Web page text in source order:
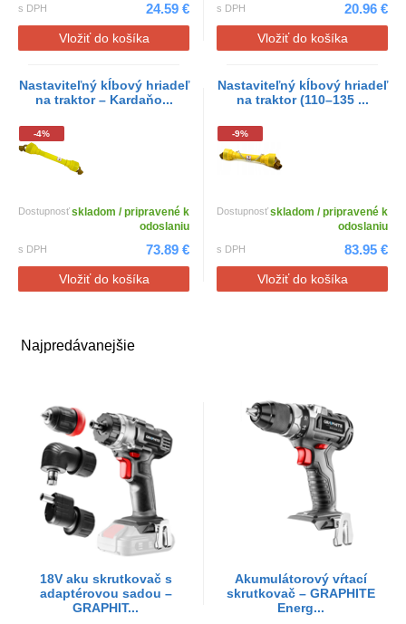
Najpredávanejšie
18V aku skrutkovač s
adaptérovou sadou –
GRAPHIT...
Akumulátorový vŕtací
skrutkovač – GRAPHITE
Energ...
s DPH 24.59 €
Vložiť do košíka
s DPH 20.96 €
Vložiť do košíka
Nastaviteľný kĺbový hriadeľ
na traktor – Kardaňo...
-4%
Dostupnosťskladom / pripravené k
odoslaniu
s DPH 73.89 €
Vložiť do košíka
Nastaviteľný kĺbový hriadeľ
na traktor (110–135 ...
-9%
Dostupnosťskladom / pripravené k
odoslaniu
s DPH 83.95 €
Vložiť do košíka